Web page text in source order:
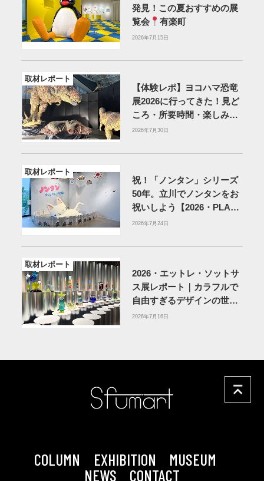
発見！この夏おすすめの展
覧会
有楽町
2026年7月15日
取材レポート
【体験レポ】ヨコハマ恐竜
展2026に行ってきた！見ど
ころ・所要時間・楽しみ方
を紹介
2026年7月30日
取材レポート
祝！「ノンタン」シリーズ
50年。立川でノンタンをお
祝いしよう【2026・PLAY!
MUSEUM】
2026年7月24日
取材レポート
2026・エットレ・ソットサ
ス展レポート｜カラフルで
自由すぎるデザインの世界
を体験
2026年7月16日
COLUMN EXHIBITION
MUSEUM
NEWS
CONTACT